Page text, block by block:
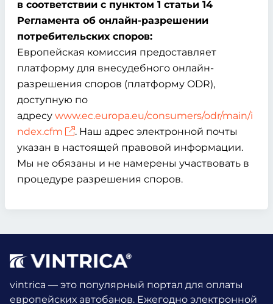
в соответствии с пунктом 1 статьи 14
Регламента об онлайн-разрешении
потребительских споров:
Европейская комиссия предоставляет
платформу для внесудебного онлайн-
разрешения споров (платформу ODR),
доступную по
адресу www.ec.europa.eu/consumers/odr/main/i
ndex.cfm
. Наш адрес электронной почты
указан в настоящей правовой информации.
Мы не обязаны и не намерены участвовать в
процедуре разрешения споров.
vintrica — это популярный портал для оплаты
европейских автобанов. Ежегодно электронной